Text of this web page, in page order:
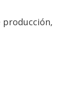
producción,